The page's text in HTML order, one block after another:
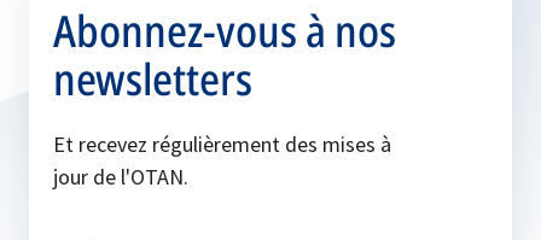
Abonnez-vous à nos
newsletters
Et recevez régulièrement des mises à
jour de l'OTAN.